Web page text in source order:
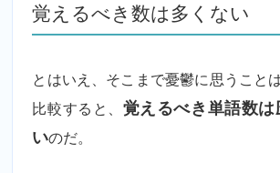
覚えるべき数は多くない
とはいえ、そこまで憂鬱に思うこと
比較すると、 覚えるべき単語数
いのだ。